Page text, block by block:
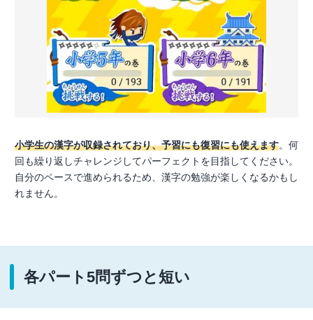
小学生の漢字が収録されており、予習にも復習にも使えます。何
回も繰り返しチャレンジしてパーフェクトを目指してください。
自分のペースで進められるため、漢字の勉強が楽しくなるかもし
れません。
各パート5問ずつと短い